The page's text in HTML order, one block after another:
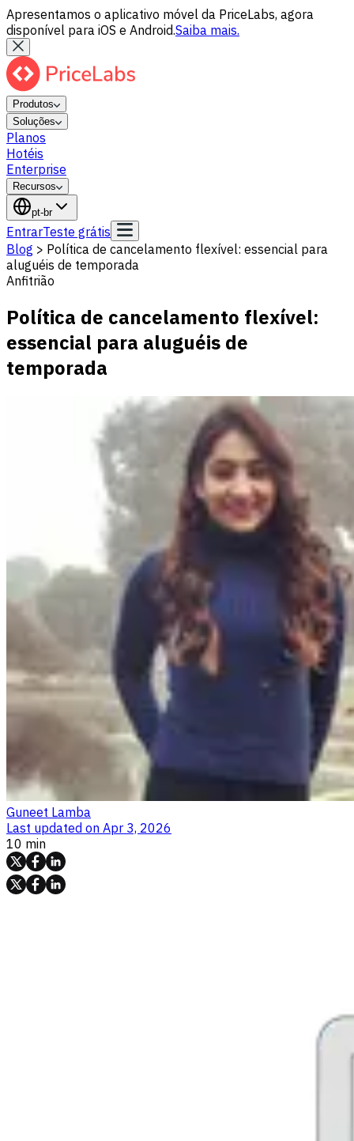
Apresentamos o aplicativo móvel da PriceLabs, agora
disponível para iOS e Android.Saiba mais.
Produtos
Soluções
Planos
Hotéis
Enterprise
Recursos
pt-br
EntrarTeste grátis
Blog > Política de cancelamento flexível: essencial para
aluguéis de temporada
Anfitrião
Política de cancelamento flexível:
essencial para aluguéis de
temporada
Guneet Lamba
Last updated on Apr 3, 2026
10 min